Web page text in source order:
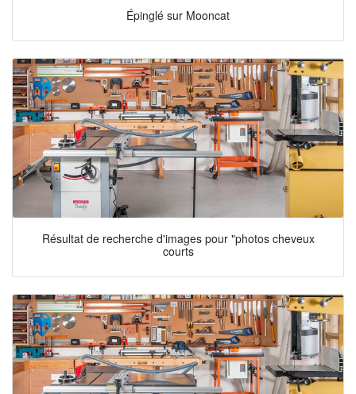
Épinglé sur Mooncat
Résultat de recherche d'images pour "photos cheveux
courts